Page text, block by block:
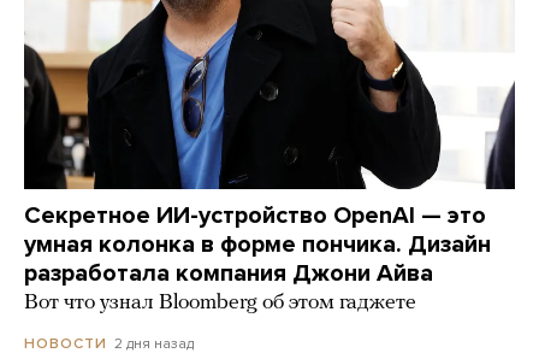
Секретное ИИ-устройство OpenAI — это
умная колонка в форме пончика. Дизайн
разработала компания Джони Айва
Вот что узнал Bloomberg об этом гаджете
НОВОСТИ 2 дня назад